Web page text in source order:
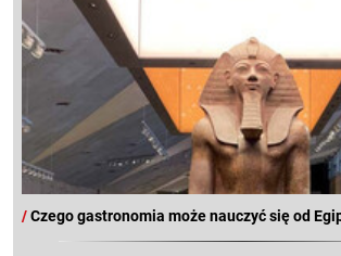
/Czego gastronomia może nauczyć się od